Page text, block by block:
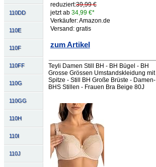
110DD
110E
110F
110FF
110G
110GG
110H
110I
110J
reduziert:39,99 €
jetzt ab 34,99 €*
Verkäufer: Amazon.de
Versand: gratis
zum Artikel
Teyli Damen Still BH - BH Bügel - BH
Grosse Grössen Umstandskleidung mit
Spitze - Still BH Große Brüste - Damen-
BHS Stillen - Frauen Bra Beige 80J